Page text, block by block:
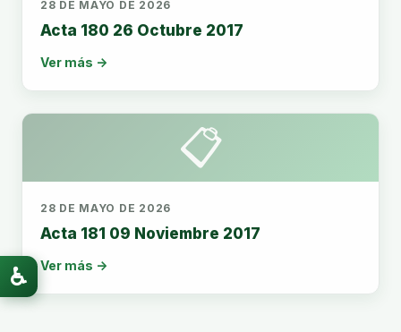
28 DE MAYO DE 2026
Acta 180 26 Octubre 2017
Ver más →
📋
28 DE MAYO DE 2026
Acta 181 09 Noviembre 2017
Ver más →
♿